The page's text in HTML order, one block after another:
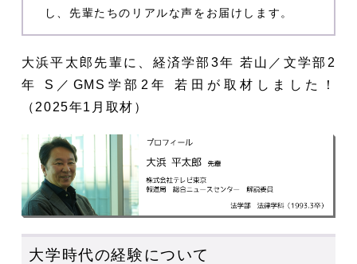
し、先輩たちのリアルな声をお届けします。
大浜平太郎先輩に、経済学部3年 若山／文学部2
年 S／GMS学部2年 若田が取材しました！
（2025年1月取材）
大学時代の経験について